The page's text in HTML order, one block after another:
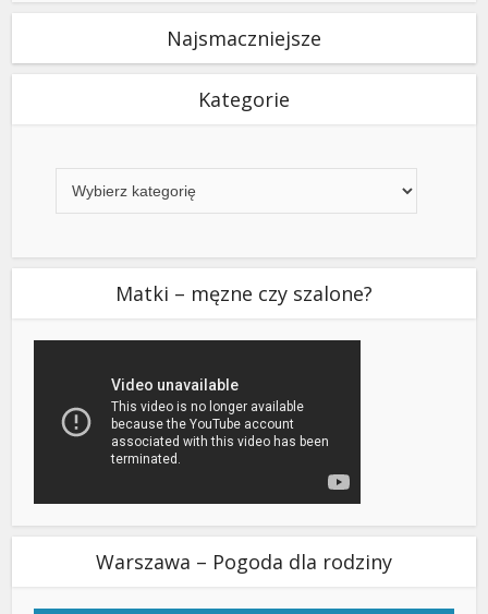
Najsmaczniejsze
Kategorie
Matki – męzne czy szalone?
Warszawa – Pogoda dla rodziny